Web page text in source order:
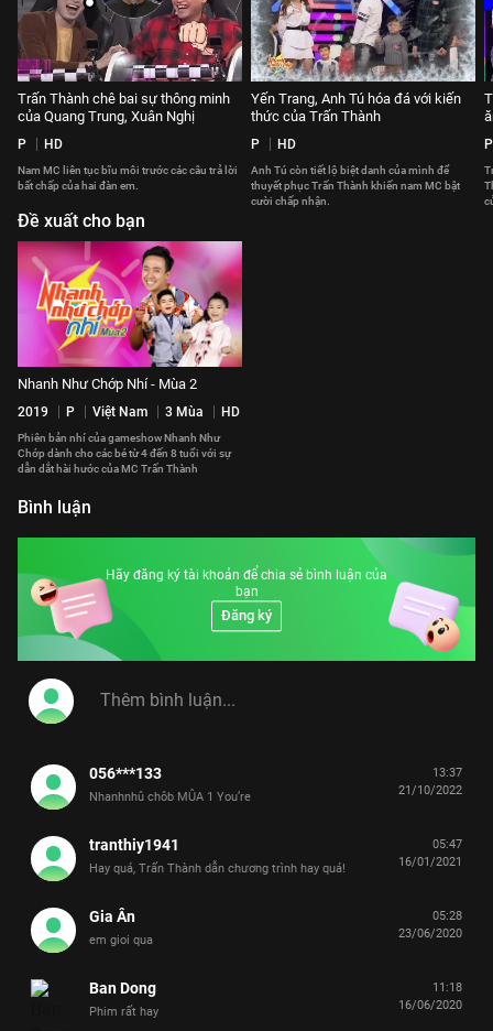
Trấn Thành chê bai sự thông minh
của Quang Trung, Xuân Nghị
P HD
Nam MC liên tục bĩu môi trước các câu trả lời
bất chấp của hai đàn em.
Yến Trang, Anh Tú hóa đá với kiến
thức của Trấn Thành
P HD
Anh Tú còn tiết lộ biệt danh của mình để
thuyết phục Trấn Thành khiến nam MC bật
cười chấp nhận.
P
Đề xuất cho bạn
Nhanh Như Chớp Nhí - Mùa 2
2019 P Việt Nam 3 Mùa HD
Phiên bản nhí của gameshow Nhanh Như
Chớp dành cho các bé từ 4 đến 8 tuổi với sự
dẫn dắt hài hước của MC Trấn Thành
Bình luận
Hãy đăng ký tài khoản để chia sẻ bình luận của
bạn
Đăng ký
056***133
Nhanhnhû chôb MÛA 1 You’re
13:37
21/10/2022
tranthiy1941
Hay quá, Trấn Thành dẫn chương trình hay quá!
05:47
16/01/2021
Gia Ân
em gioi qua
05:28
23/06/2020
Ban Dong
Phim rất hay
11:18
16/06/2020